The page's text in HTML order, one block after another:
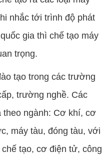
nhắc tới trình độ phát
gia thì chế tạo máy
trọng.
tạo trong các trường
trường nghề. Các
theo ngành: Cơ khí, cơ
máy tàu, đóng tàu, với
tạo, cơ điện tử, công